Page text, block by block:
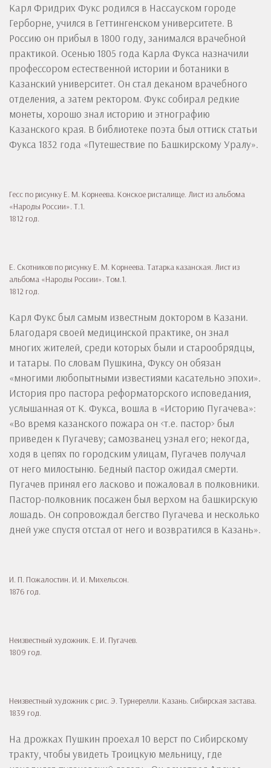
Карл Фридрих Фукс родился в Нассауском городе
Герборне, учился в Геттингенском университете. В
Россию он прибыл в 1800 году, занимался врачебной
практикой. Осенью 1805 года Карла Фукса назначили
профессором естественной истории и ботаники в
Казанский университет. Он стал деканом врачебного
отделения, а затем ректором. Фукс собирал редкие
монеты, хорошо знал историю и этнографию
Казанского края. В библиотеке поэта был оттиск статьи
Фукса 1832 года «Путешествие по Башкирскому Уралу».
Гесс по рисунку Е. М. Корнеева. Конское ристалище. Лист из альбома
«Народы России». Т.1.
1812 год.
Е. Скотников по рисунку Е. М. Корнеева. Татарка казанская. Лист из
альбома «Народы России». Том.1.
1812 год.
Карл Фукс был самым известным доктором в Казани.
Благодаря своей медицинской практике, он знал
многих жителей, среди которых были и старообрядцы,
и татары. По словам Пушкина, Фуксу он обязан
«многими любопытными известиями касательно эпохи».
История про пастора реформаторского исповедания,
услышанная от К. Фукса, вошла в «Историю Пугачева»:
«Во время казанского пожара он <т.е. пастор> был
приведен к Пугачеву; самозванец узнал его; некогда,
ходя в цепях по городским улицам, Пугачев получал
от него милостыню. Бедный пастор ожидал смерти.
Пугачев принял его ласково и пожаловал в полковники.
Пастор-полковник посажен был верхом на башкирскую
лошадь. Он сопровождал бегство Пугачева и несколько
дней уже спустя отстал от него и возвратился в Казань».
И. П. Пожалостин. И. И. Михельсон.
1876 год.
Неизвестный художник. Е. И. Пугачев.
1809 год.
Неизвестный художник с рис. Э. Турнерелли. Казань. Сибирская застава.
1839 год.
На дрожках Пушкин проехал 10 верст по Сибирскому
тракту, чтобы увидеть Троицкую мельницу, где